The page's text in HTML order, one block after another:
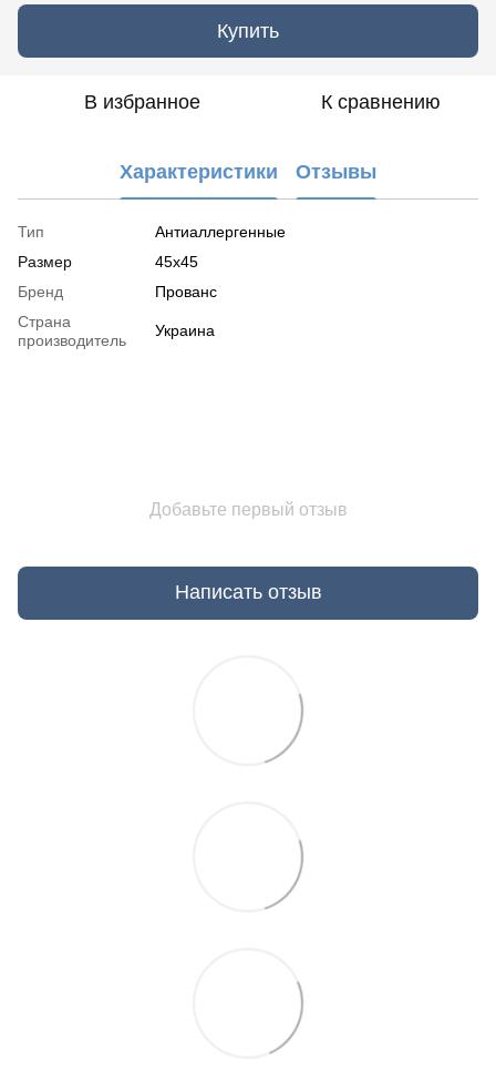
Купить
В избранное К сравнению
Характеристики Отзывы
Тип
Антиаллергенные
Размер
45x45
Бренд
Прованс
Страна
производитель
Украина
Добавьте первый отзыв
Написать отзыв